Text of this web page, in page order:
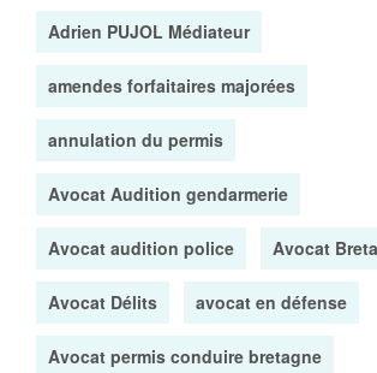
Adrien PUJOL Médiateur
amendes forfaitaires majorées
annulation du permis
Avocat Audition gendarmerie
Avocat audition police Avocat
Avocat Délits avocat en défense
Avocat permis conduire bretagne